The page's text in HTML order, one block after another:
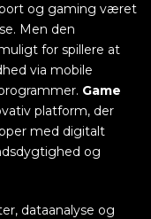
og gaming været
Men den
for spillere at
via mobile
Game
platform, der
med digitalt
og
dataanalyse og